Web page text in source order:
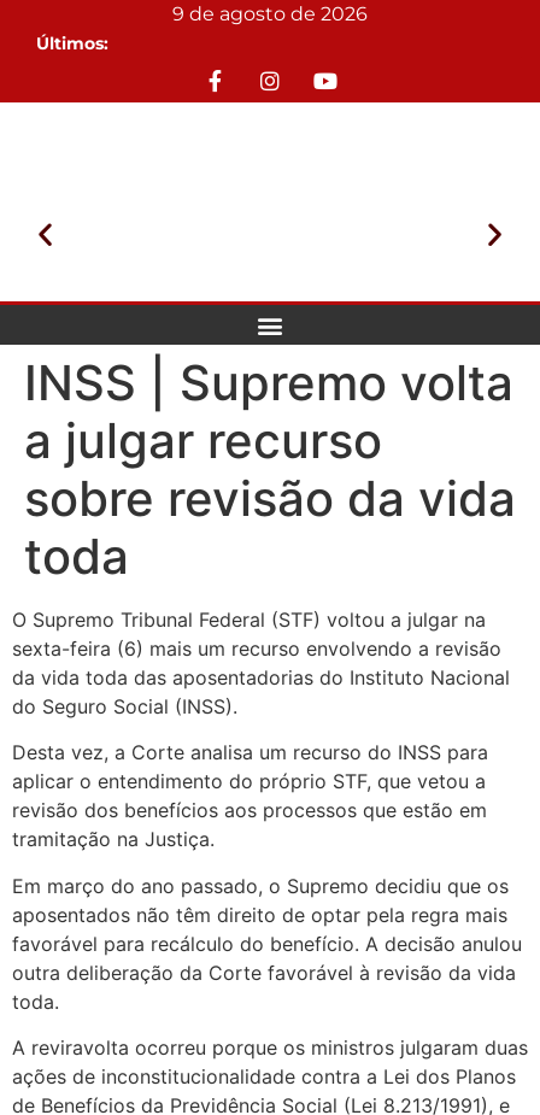
9 de agosto de 2026
Últimos:
INSS | Supremo volta
a julgar recurso
sobre revisão da vida
toda
O Supremo Tribunal Federal (STF) voltou a julgar na
sexta-feira (6) mais um recurso envolvendo a revisão
da vida toda das aposentadorias do Instituto Nacional
do Seguro Social (INSS).
Desta vez, a Corte analisa um recurso do INSS para
aplicar o entendimento do próprio STF, que vetou a
revisão dos benefícios aos processos que estão em
tramitação na Justiça.
Em março do ano passado, o Supremo decidiu que os
aposentados não têm direito de optar pela regra mais
favorável para recálculo do benefício. A decisão anulou
outra deliberação da Corte favorável à revisão da vida
toda.
A reviravolta ocorreu porque os ministros julgaram duas
ações de inconstitucionalidade contra a Lei dos Planos
de Benefícios da Previdência Social (Lei 8.213/1991), e